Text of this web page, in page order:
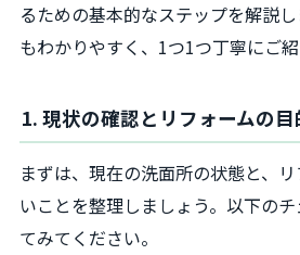
るための基本的なステップを解説
もわかりやすく、1つ1つ丁寧にご紹
1. 現状の確認とリフォームの
まずは、現在の洗面所の状態と、
いことを整理しましょう。以下の
てみてください。